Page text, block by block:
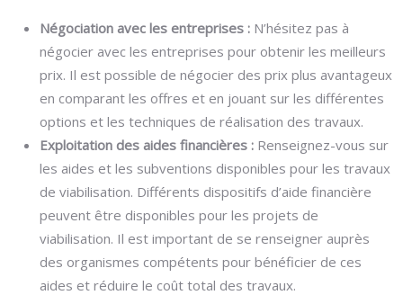
Négociation avec les entreprises : N’hésitez pas à
négocier avec les entreprises pour obtenir les meilleurs
prix. Il est possible de négocier des prix plus avantageux
en comparant les offres et en jouant sur les différentes
options et les techniques de réalisation des travaux.
Exploitation des aides financières : Renseignez-vous sur
les aides et les subventions disponibles pour les travaux
de viabilisation. Différents dispositifs d’aide financière
peuvent être disponibles pour les projets de
viabilisation. Il est important de se renseigner auprès
des organismes compétents pour bénéficier de ces
aides et réduire le coût total des travaux.